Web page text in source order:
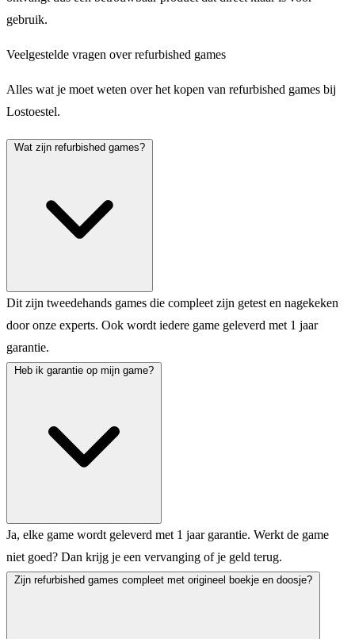
gebruik.
Veelgestelde vragen over refurbished games
Alles wat je moet weten over het kopen van refurbished games bij
Lostoestel.
Wat zijn refurbished games?
Dit zijn tweedehands games die compleet zijn getest en nagekeken
door onze experts. Ook wordt iedere game geleverd met 1 jaar
garantie.
Heb ik garantie op mijn game?
Ja, elke game wordt geleverd met 1 jaar garantie. Werkt de game
niet goed? Dan krijg je een vervanging of je geld terug.
Zijn refurbished games compleet met origineel boekje en doosje?